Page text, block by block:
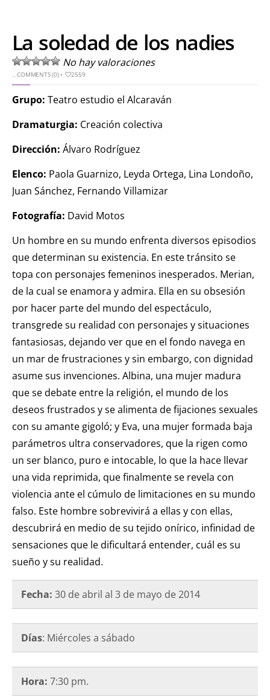
La soledad de los nadies
No hay valoraciones
..COMMENTS (0)• 2559
Grupo: Teatro estudio el Alcaraván
Dramaturgia: Creación colectiva
Dirección: Álvaro Rodríguez
Elenco: Paola Guarnizo, Leyda Ortega, Lina Londoño,
Juan Sánchez, Fernando Villamizar
Fotografía: David Motos
Un hombre en su mundo enfrenta diversos episodios
que determinan su existencia. En este tránsito se
topa con personajes femeninos inesperados. Merian,
de la cual se enamora y admira. Ella en su obsesión
por hacer parte del mundo del espectáculo,
transgrede su realidad con personajes y situaciones
fantasiosas, dejando ver que en el fondo navega en
un mar de frustraciones y sin embargo, con dignidad
asume sus invenciones. Albina, una mujer madura
que se debate entre la religión, el mundo de los
deseos frustrados y se alimenta de fijaciones sexuales
con su amante gigoló; y Eva, una mujer formada baja
parámetros ultra conservadores, que la rigen como
un ser blanco, puro e intocable, lo que la hace llevar
una vida reprimida, que finalmente se revela con
violencia ante el cúmulo de limitaciones en su mundo
falso. Este hombre sobrevivirá a ellas y con ellas,
descubrirá en medio de su tejido onírico, infinidad de
sensaciones que le dificultará entender, cuál es su
sueño y su realidad.
Fecha: 30 de abril al 3 de mayo de 2014
Días: Miércoles a sábado
Hora: 7:30 pm.